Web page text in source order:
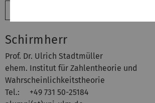
Schirmherr
Prof. Dr. Ulrich Stadtmüller
ehem. Institut für Zahlentheorie und
Wahrscheinlichkeitstheorie
Tel.: +49 731 50-25184